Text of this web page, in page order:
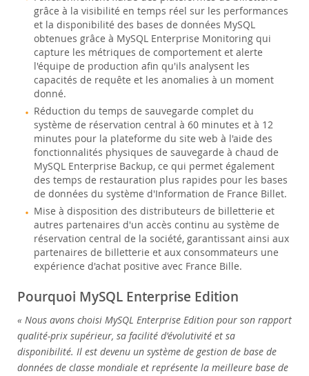
grâce à la visibilité en temps réel sur les performances
et la disponibilité des bases de données MySQL
obtenues grâce à MySQL Enterprise Monitoring qui
capture les métriques de comportement et alerte
l'équipe de production afin qu'ils analysent les
capacités de requête et les anomalies à un moment
donné.
Réduction du temps de sauvegarde complet du
système de réservation central à 60 minutes et à 12
minutes pour la plateforme du site web à l'aide des
fonctionnalités physiques de sauvegarde à chaud de
MySQL Enterprise Backup, ce qui permet également
des temps de restauration plus rapides pour les bases
de données du système d'Information de France Billet.
Mise à disposition des distributeurs de billetterie et
autres partenaires d'un accès continu au système de
réservation central de la société, garantissant ainsi aux
partenaires de billetterie et aux consommateurs une
expérience d'achat positive avec France Bille.
Pourquoi MySQL Enterprise Edition
« Nous avons choisi MySQL Enterprise Edition pour son rapport
qualité-prix supérieur, sa facilité d'évolutivité et sa
disponibilité. Il est devenu un système de gestion de base de
données de classe mondiale et représente la meilleure base de